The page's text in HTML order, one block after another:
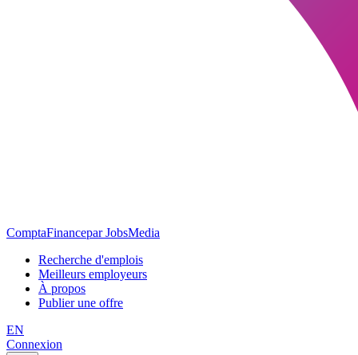
ComptaFinancepar JobsMedia
Recherche d'emplois
Meilleurs employeurs
À propos
Publier une offre
EN
Connexion